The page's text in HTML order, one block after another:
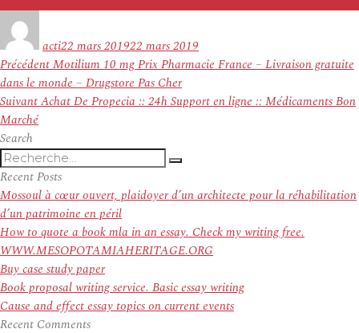
actile
22 mars 201922 mars 2019
Navigation
de
l’article
PrécédentArticle
précédent :
Motilium 10 mg Prix Pharmacie France – Livraison gratuite
dans le monde – Drugstore Pas Cher
SuivantArticle
Achat De Propecia :: 24h Support en ligne :: Médicaments Bon
Marché
Search
Recherche
pour
:
Recherche
Recent Posts
Mossoul à cœur ouvert, plaidoyer d’un architecte pour la réhabilitation
d’un patrimoine en péril
How to quote a book mla in an essay. Check my writing free.
WWW.MESOPOTAMIAHERITAGE.ORG
Buy case study paper
Book proposal writing service. Basic essay writing
Cause and effect essay topics on current events
Recent Comments